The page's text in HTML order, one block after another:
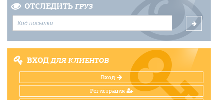
ОТСЛЕДИТЬ ГРУЗ
ВХОДДЛЯ КЛИЕНТОВ
Вход
Регистрация